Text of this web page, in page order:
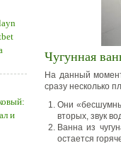
и
Чугунная
На данный
сразу несколько
Они
вторых, звук
Ванна из
остается